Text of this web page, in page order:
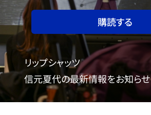
購読する
リップシャッツ
信元夏代の最新情報をお知らせ